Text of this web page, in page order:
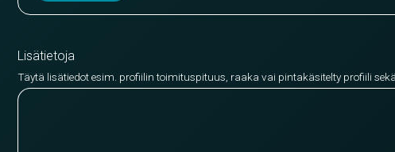
Lisätietoja
Täytä lisätiedot esim. profiilin toimituspituus, raaka vai pintakäsitelty profiili